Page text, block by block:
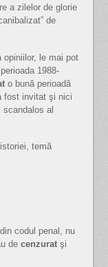
a zilelor de glorie
de
opiniilor, le mai pot
1988-
o bună perioadă
fost invitat şi nici
scandalos al
temă
codul penal, nu
de cenzuratşi